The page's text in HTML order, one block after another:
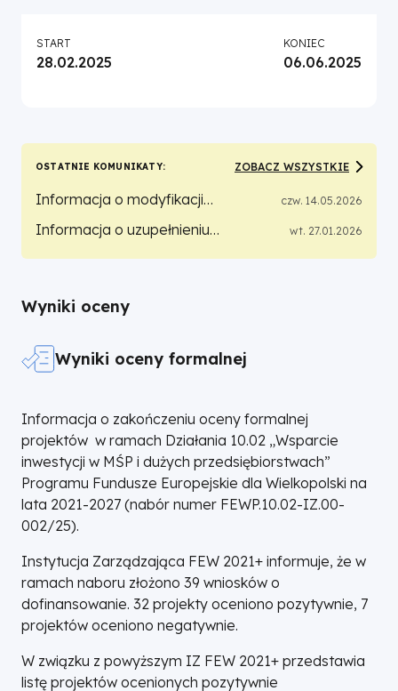
Fundusze
dla
Wielkopolski
OSTATNIE KOMUNIKATY ZOBACZ WSZYSTKIE
Informacja o modyfikacji
dokumentów związanych z
realizacją projektów
czw. 14.05.2026
Informacja o uzupełnieniu
wt. 27.01.2026
Wyniki oceny
Wyniki oceny formalnej
Informacja o zakończeniu oceny formalnej
projektów w ramach Działania 10.02 „Wsparcie
inwestycji w MŚP i dużych przedsiębiorstwach”
Programu Fundusze Europejskie dla Wielkopolski na
lata 2021-2027 (nabór numer FEWP.10.02-IZ.00-
002/25).
Instytucja Zarządzająca FEW 2021+ informuje, że w
ramach naboru złożono 39 wniosków o
dofinansowanie. 32 projekty oceniono pozytywnie, 7
projektów oceniono negatywnie.
W związku z powyższym IZ FEW 2021+ przedstawia
listę projektów ocenionych pozytywnie
START
28.02.2025
KONIEC
06.06.2025